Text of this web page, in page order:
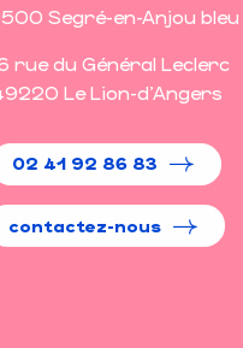
Segré-en-Anjou bleu
rue du Général Leclerc
Le Lion-d'Angers
02 41 92 86 83
contactez-nous